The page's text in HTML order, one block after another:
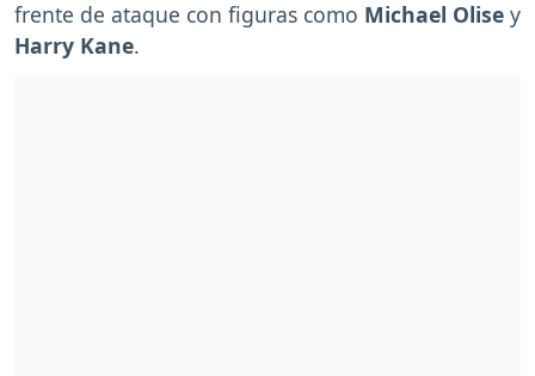
frente de ataque con figuras como Michael Olise y
Harry Kane.